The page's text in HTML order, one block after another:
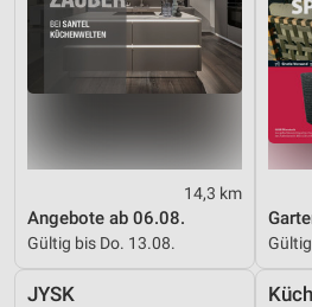
14,3 km
Angebote ab 06.08.
Gültig bis Do. 13.08.
JYSK